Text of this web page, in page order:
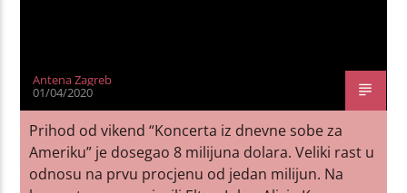
Antena Zagreb
01/04/2020
Prihod od vikend “Koncerta iz dnevne sobe za
Ameriku” je dosegao 8 milijuna dolara. Veliki rast u
odnosu na prvu procjenu od jedan milijun. Na